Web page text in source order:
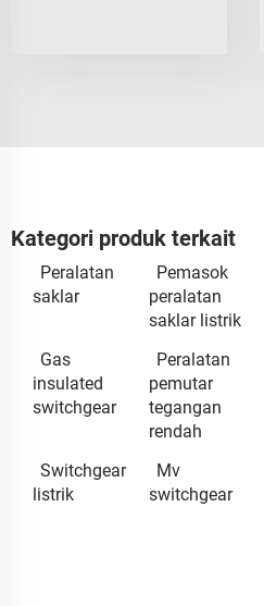
Kategori produk terkait
Peralatan
saklar
Pemasok
peralatan
saklar listrik
Gas
insulated
switchgear
Peralatan
pemutar
tegangan
rendah
Switchgear
listrik
Mv
switchgear